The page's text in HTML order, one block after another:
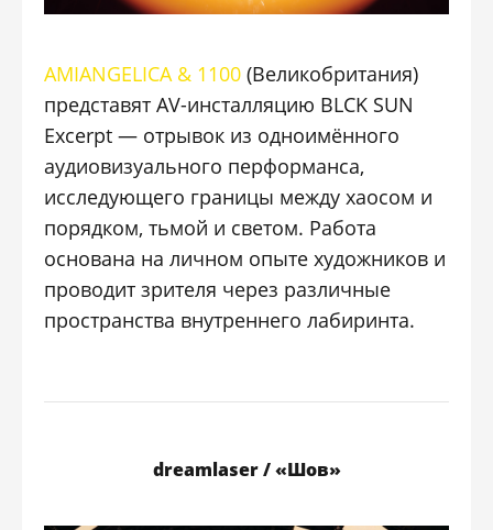
AMIANGELICA & 1100 (Великобритания)
представят AV-инсталляцию BLCK SUN
Excerpt — отрывок из одноимённого
аудиовизуального перформанса,
исследующего границы между хаосом и
порядком, тьмой и светом. Работа
основана на личном опыте художников и
проводит зрителя через различные
пространства внутреннего лабиринта.
dreamlaser / «Шов»